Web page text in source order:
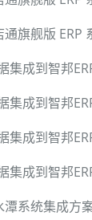
系统集成方